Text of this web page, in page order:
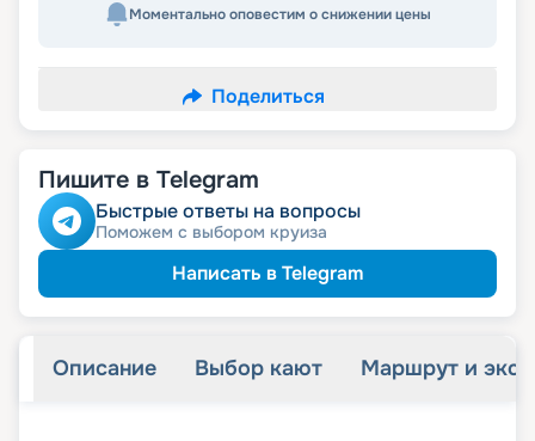
Моментально оповестим о снижении цены
Поделиться
Пишите в Telegram
Быстрые ответы на вопросы
Поможем с выбором круиза
Написать в Telegram
Описание Выбор кают Маршрут и